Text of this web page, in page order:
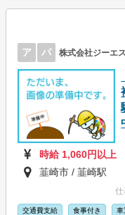
ア パ 株式会社ジーエ
時給 1,060円以上
韮崎市 / 韮崎駅
交通費支給 食事付き 車